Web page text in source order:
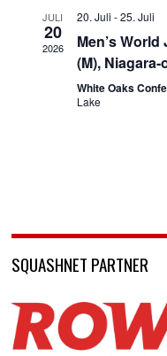
JULI
20
2026
20. Juli -25. Juli
Men’s
(M),
White Oaks
Lake
SQUASHNET PARTNER